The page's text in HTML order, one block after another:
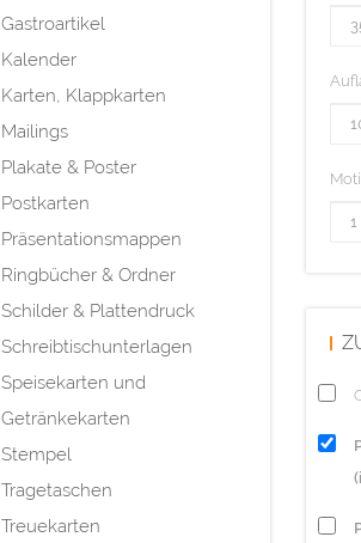
Gastroartikel
Kalender
Karten, Klappkarten
Mailings
Plakate & Poster
Postkarten
Präsentationsmappen
Ringbücher & Ordner
Schilder & Plattendruck
Schreibtischunterlagen
Speisekarten und
Getränkekarten
Stempel
Tragetaschen
Treuekarten